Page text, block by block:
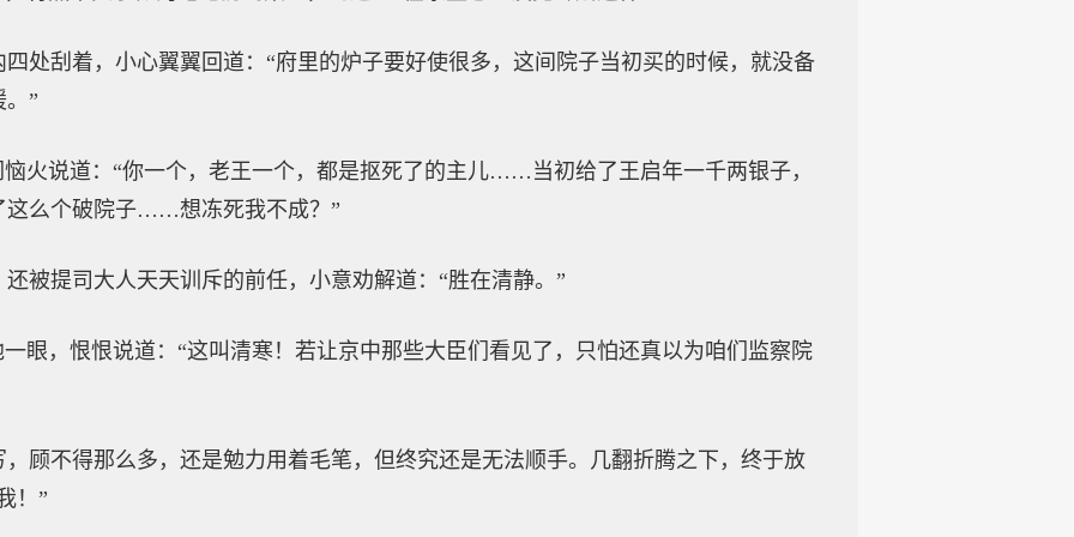
处刮着，小心翼翼回道：“府里的炉子要好使很多，这间院子当初买的时候，就没备
”
火说道：“你一个，老王一个，都是抠死了的主儿……当初给了王启年一千两银子，
这么个破院子……想冻死我不成？”
被提司大人天天训斥的前任，小意劝解道：“胜在清静。”
眼，恨恨说道：“这叫清寒！若让京中那些大臣们看见了，只怕还真以为咱们监察院
顾不得那么多，还是勉力用着毛笔，但终究还是无法顺手。几翻折腾之下，终于放
！”